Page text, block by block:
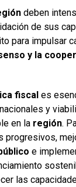
deben
de sus
para impulsar
y la
fiscales
y
en la región.
progresivos,
e
las